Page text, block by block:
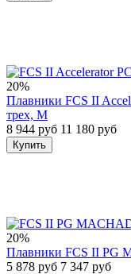
20%
Плавники FCS II
трех, M
8 944 руб 11 180 руб
Купить
20%
Плавники FCS II PG
5 878 руб 7 347 руб